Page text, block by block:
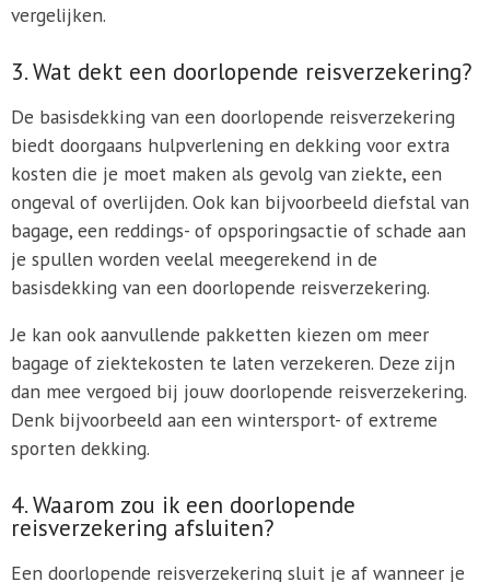
vergelijken.
3. Wat dekt een doorlopende reisverzekering?
De basisdekking van een doorlopende reisverzekering
biedt doorgaans hulpverlening en dekking voor extra
kosten die je moet maken als gevolg van ziekte, een
ongeval of overlijden. Ook kan bijvoorbeeld diefstal van
bagage, een reddings- of opsporingsactie of schade aan
je spullen worden veelal meegerekend in de
basisdekking van een doorlopende reisverzekering.
Je kan ook aanvullende pakketten kiezen om meer
bagage of ziektekosten te laten verzekeren. Deze zijn
dan mee vergoed bij jouw doorlopende reisverzekering.
Denk bijvoorbeeld aan een wintersport- of extreme
sporten dekking.
4. Waarom zou ik een doorlopende
reisverzekering afsluiten?
Een doorlopende reisverzekering sluit je af wanneer je